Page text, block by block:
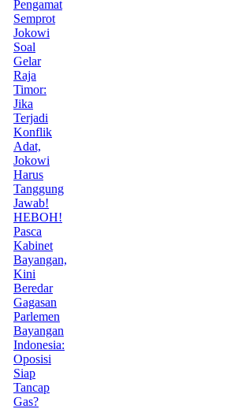
Pengamat
Semprot
Jokowi
Soal
Gelar
Raja
Timor:
Jika
Terjadi
Konflik
Adat,
Jokowi
Harus
Tanggung
Jawab!
HEBOH!
Pasca
Kabinet
Bayangan,
Kini
Beredar
Gagasan
Parlemen
Bayangan
Indonesia:
Oposisi
Siap
Tancap
Gas?